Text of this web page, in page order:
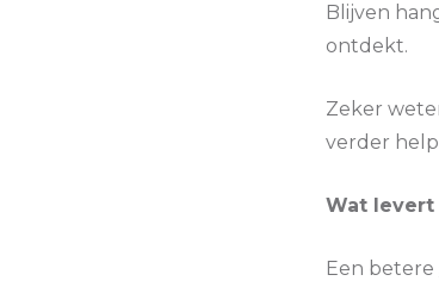
Blijven
ontdekt.
Zeker
verder
Wat levert
Een betere